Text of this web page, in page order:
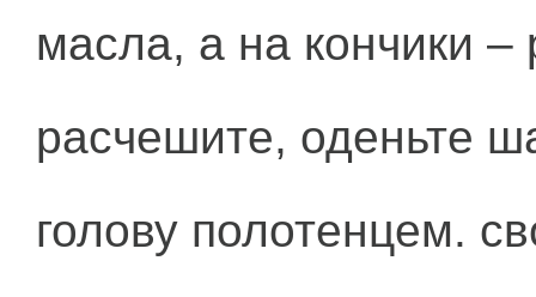
масла, а на кончики –
расчешите, оденьте
голову полотенцем.